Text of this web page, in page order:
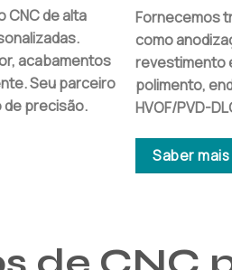
CNC de alta
acabamentos
Seu parceiro
precisão.
Fornecemos
como
revestimento
polimento,
HVOF/PVD-
Saber mais
de CNC